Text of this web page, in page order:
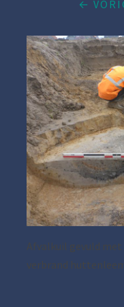
←
Afvalkuil gevuld
verbrand